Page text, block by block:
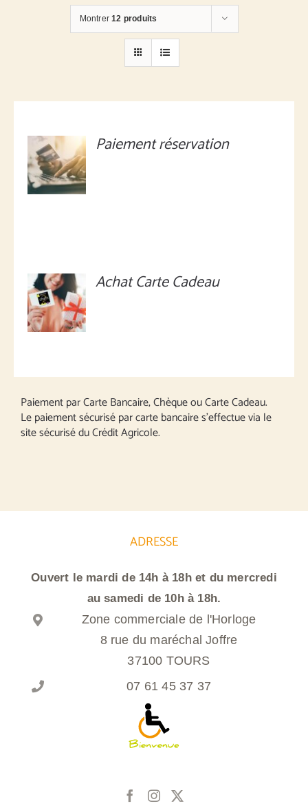
Montrer12 produits
MONTANT
À
DÉFINIR
/
DÉTAILS
Paiement réservation
MONTANT
À
DÉFINIR
DÉTAILS
Achat Carte Cadeau
Paiement par Carte Bancaire, Chèque ou Carte Cadeau.
Le paiement sécurisé par carte bancaire s’effectue via le
site sécurisé du Crédit Agricole.
ADRESSE
Ouvert le mardi de 14h à 18h et du mercredi
au samedi de 10h à 18h.
Zone commerciale de l'Horloge
8 rue du maréchal Joffre
37100 TOURS
07 61 45 37 37